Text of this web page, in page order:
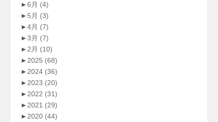
►6月 (4)
► 5月 (3)
►4月 (7)
►3月 (7)
►2月 (10)
►2025 (68)
►2024 (36)
►2023 (20)
►2022 (31)
►2021 (29)
►2020 (44)